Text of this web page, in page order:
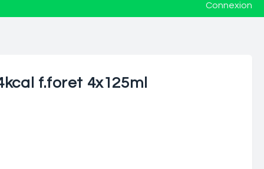
Connexion
f.foret 4x125ml